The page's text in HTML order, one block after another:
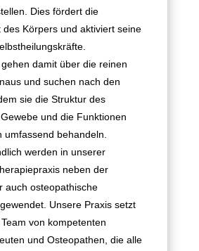
Dies fördert die
des Körpers und aktiviert seine
damit über die reinen
und suchen nach den
sie die Struktur des
und die Funktionen
umfassend behandeln.
werden in unserer
neben der
auch osteopathische
Unsere Praxis setzt
von kompetenten
und Osteopathen, die alle